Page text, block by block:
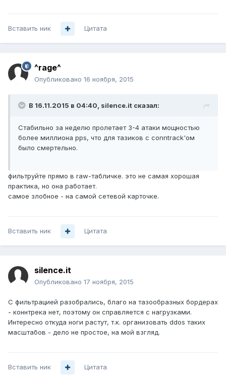
Вставить ник Цитата
^rage^
Опубликовано 16 ноября, 2015
В 16.11.2015 в 04:40, silence.it сказал:
Стабильно за неделю пролетает 3-4 атаки мощностью
более миллиона pps, что для тазиков с conntrack'ом
было смертельно.
фильтруйте прямо в raw-табличке. это не самая хорошая
практика, но она работает.
самое злобное - на самой сетевой карточке.
Вставить ник Цитата
silence.it
Опубликовано 17 ноября, 2015
С фильтрацией разобрались, благо на тазообразных бордерах
- коннтрека нет, поэтому он справляется с нагрузками.
Интересно откуда ноги растут, т.к. организовать ddos таких
масштабов - дело не простое, на мой взгляд.
Вставить ник Цитата